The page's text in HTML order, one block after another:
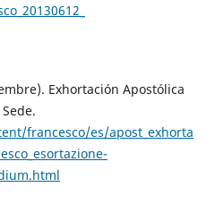
Exhortación Apostólica
francesco/es/apost_exhorta